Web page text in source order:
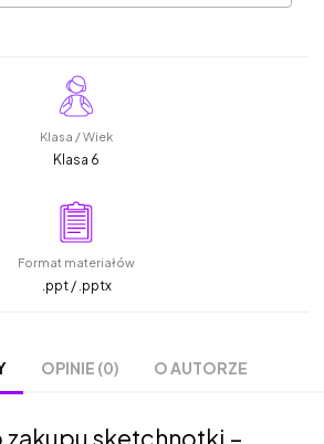
Klasa / Wiek
Klasa 6
Format materiałów
.ppt / .pptx
OPINIE (0) O AUTORZE
zakupu sketchnotki –